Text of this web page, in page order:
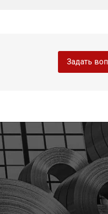
Задать